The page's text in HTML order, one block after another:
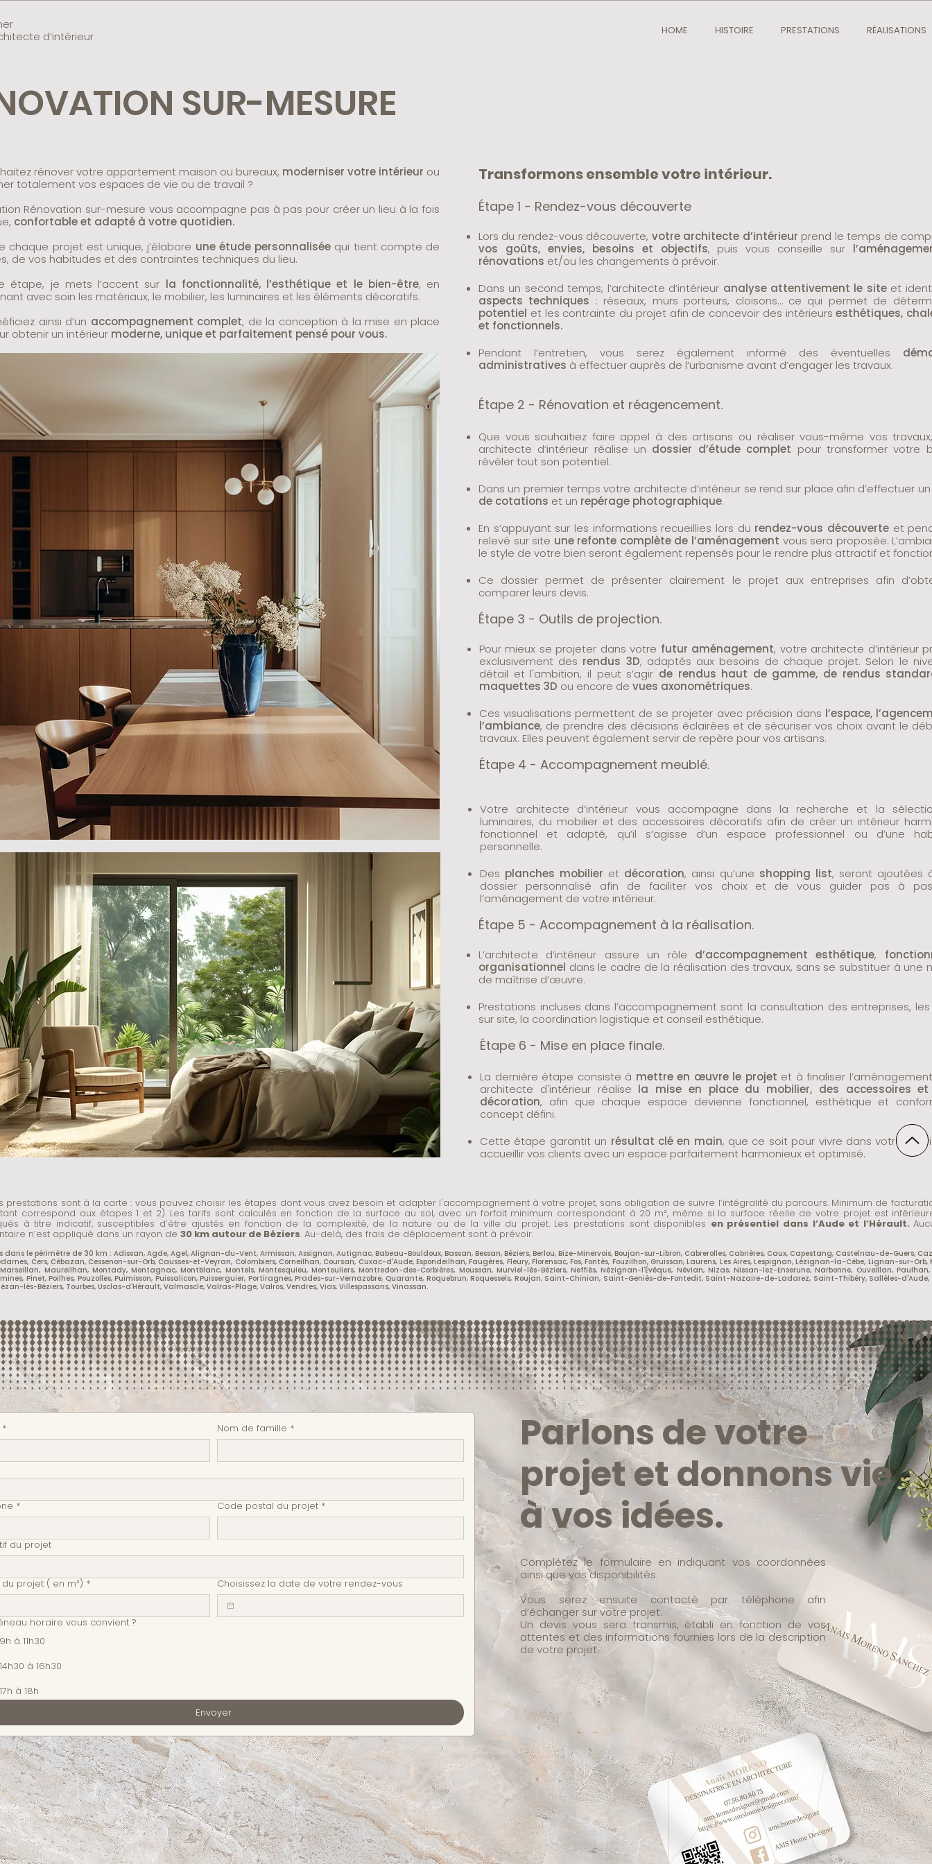
d’intérieur
HOME HISTOIRE PRESTATIONS RÉALISATIONS
SUR-MESURE
rénover votre appartement maison ou bureaux, moderniser votre intérieur ou
totalement vos espaces de vie ou de travail ?
Rénovation sur-mesure vous accompagne pas à pas pour créer un lieu à la fois
confortable et adapté à votre quotidien.
chaque projet est unique, j’élabore une étude personnalisée qui tient compte de
de vos habitudes et des contraintes techniques du lieu.
étape, je mets l’accent sur la fonctionnalité, l’esthétique et le bien-être, en
avec soin les matériaux, le mobilier, les luminaires et les éléments décoratifs.
ainsi d’un accompagnement complet, de la conception à la mise en place
obtenir un intérieur moderne, unique et parfaitement pensé pour vous.
Transformons ensemble votre intérieur.
Étape 1 - Rendez-vous découverte
Lors du rendez-vous découverte, votre architecte d’intérieur prend le temps de
vos goûts, envies, besoins et objectifs, puis vous conseille sur
rénovations et/ou les changements à prévoir.
Dans un second temps, l’architecte d’intérieur analyse attentivement le siteet
aspects techniques : réseaux, murs porteurs, cloisons… ce qui permet de
potentiel et les contrainte du projet afin de concevoir des intérieursesthétiques,
et fonctionnels.
Pendant l’entretien, vous serez également informé des éventuelles
administratives à effectuer auprès de l’urbanisme avant d’engager les travaux.
Étape 2 - Rénovation et réagencement.
Que vous souhaitiez faire appel à des artisans ou réaliser vous-même vos
architecte d’intérieur réalise un dossier d’étude complet pour transformer votre
révéler tout son potentiel.
Dans un premier temps votre architecte d’intérieur se rend sur place afin d’effectuer
de cotations et un repérage photographique.
En s’appuyant sur les informations recueillies lors du rendez-vous découverte et
relevé sur site une refonte complète de l’aménagement vous sera proposée.
le style de votre bien seront également repensés pour le rendre plus attractif et
Ce dossier permet de présenter clairement le projet aux entreprises afin
comparer leurs devis.
Étape 3 - Outils de projection.
Pour mieux se projeter dans votre futur aménagement, votre architecte d’intérieur
exclusivement des rendus 3D, adaptés aux besoins de chaque projet. Selon le
détail et l'ambition, il peut s’agir de rendus haut de gamme, de rendus
maquettes 3D ou encore de vues axonométriques.
Ces visualisations permettent de se projeter avec précision dans l’espace,
l’ambiance, de prendre des décisions éclairées et de sécuriser vos choix avant le
travaux. Elles peuvent également servir de repère pour vos artisans.
Étape 4 - Accompagnement meublé.
Votre architecte d’intérieur vous accompagne dans la recherche et la
luminaires, du mobilier et des accessoires décoratifs afin de créer un intérieur
fonctionnel et adapté, qu’il s’agisse d’un espace professionnel ou d’une
personnelle.
​Des planches mobilier et décoration, ainsi qu’une shopping list, seront ajoutées
dossier personnalisé afin de faciliter vos choix et de vous guider pas à
l’aménagement de votre intérieur.
Étape 5 - Accompagnement à la réalisation.
L’architecte d’intérieur assure un rôle d’accompagnement esthétique,
organisationnel dans le cadre de la réalisation des travaux, sans se substituer à une
de maîtrise d’œuvre.
Prestations incluses dans l’accompagnement sont la consultation des entreprises,
sur site, la coordination logistique et conseil esthétique.
Étape 6 - Mise en place finale.
La dernière étape consiste à mettre en œuvre le projet et à finaliser
architecte d'intérieur réalise la mise en place du mobilier, des accessoires
décoration, afin que chaque espace devienne fonctionnel, esthétique et
concept défini.
​Cette étape garantit un résultat clé en main, que ce soit pour vivre dans votre
accueillir vos clients avec un espace parfaitement harmonieux et optimisé.
prestations sont à la carte : vous pouvez choisir les étapes dont vous avez besoin et adapter l'accompagnement à votre projet, sans obligation de suivre l’intégralité du parcours. Minimum de
correspond aux étapes 1 et 2). Les tarifs sont calculés en fonction de la surface au sol, avec un forfait minimum correspondant à 20 m², même si la surface réelle de votre projet est
à titre indicatif, susceptibles d’être ajustés en fonction de la complexité, de la nature ou de la ville du projet.​ Les prestations sont disponibles en présentiel dans l’Aude et l’Hérault.
n’est appliqué dans un rayon de 30 km autour de Béziers. Au-delà, des frais de déplacement sont à prévoir.​
dans le périmètre de 30 km : Adissan, Agde, Agel, Alignan-du-Vent, Armissan, Assignan, Autignac, Babeau-Bouldoux, Bassan, Bessan, Béziers, Berlou, Bize-Minervois, Boujan-sur-Libron, Cabrerolles, Cabrières, Caux, Capestang, Castelnau-de-Guers,
Cers, Cébazan, Cessenon-sur-Orb, Causses-et-Veyran, Colombiers, Corneilhan, Coursan, Cuxac-d'Aude, Espondeilhan, Faugères, Fleury, Florensac, Fos, Fontès, Fouzilhon, Gruissan, Laurens, Les Aires, Lespignan, Lézignan-la-Cèbe, Lignan-sur-
Maureilhan, Montady, Montagnac, Montblanc, Montels, Montesquieu, Montouliers, Montredon-des-Corbières, Moussan, Murviel-lès-Béziers, Neffiès, Nézignan-l'Évêque, Névian, Nizas, Nissan-lez-Enserune, Narbonne, Ouveillan, Paulhan,
Pinet, Poilhes, Pouzolles, Puimisson, Puissalicon, Puisserguier, Portiragnes, Prades-sur-Vernazobre, Quarante, Roquebrun, Roquessels, Roujan, Saint-Chinian, Saint-Geniès-de-Fontedit, Saint-Nazaire-de-Ladarez, Saint-Thibéry, Sallèles-
lès-Béziers, Tourbes, Usclas-d'Hérault, Valmascle, Valras-Plage, Valros, Vendres, Vias, Villespassans, Vinassan.
* Nom de famille *
* Code postal du projet *
du projet
projet ( en m²) * Choisissez la date de votre rendez-vous
horaire vous convient ?
à 11h30
à 16h30
à 18h
Envoyer
Parlons de votre
projet et donnons vie
à vos idées.
Complétez le formulaire en indiquant vos coordonnées
ainsi que vos disponibilités.
Vous serez ensuite contacté par téléphone afin
d’échanger sur votre projet.
Un devis vous sera transmis, établi en fonction de vos
attentes et des informations fournies lors de la description
de votre projet.​